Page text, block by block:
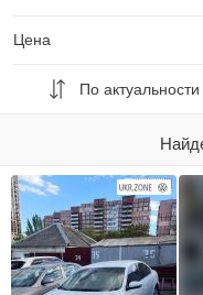
Цена
По актуальности